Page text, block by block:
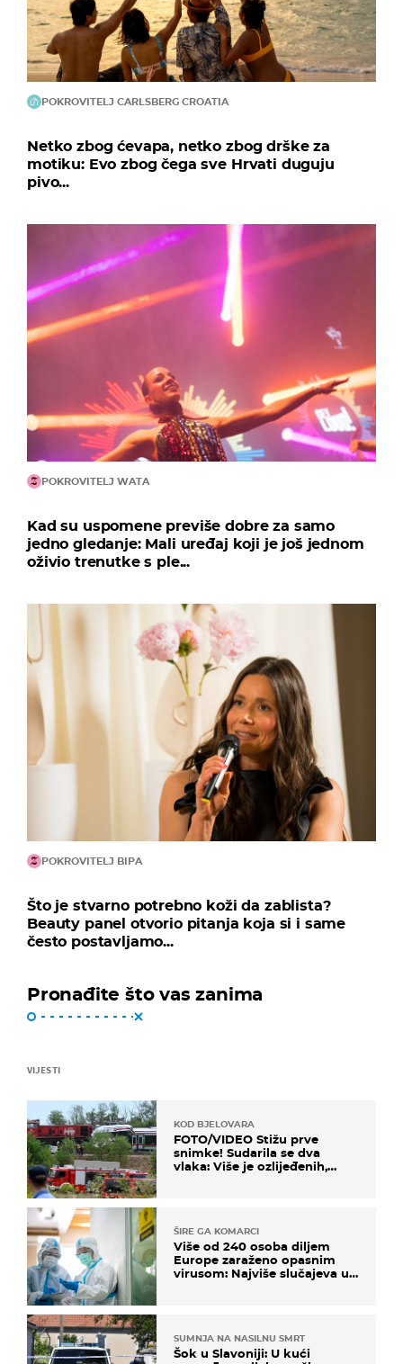
POKROVITELJ CARLSBERG CROATIA
Netko zbog ćevapa, netko zbog drške za
motiku: Evo zbog čega sve Hrvati duguju
pivo...
POKROVITELJ WATA
Kad su uspomene previše dobre za samo
jedno gledanje: Mali uređaj koji je još jednom
oživio trenutke s ple...
POKROVITELJ BIPA
Što je stvarno potrebno koži da zablista?
Beauty panel otvorio pitanja koja si i same
često postavljamo...
Pronađite što vas zanima
VIJESTI
KOD BJELOVARA
FOTO/VIDEO Stižu prve
snimke! Sudarila se dva
vlaka: Više je ozlijeđenih,
ŠIRE GA KOMARCI
Više od 240 osoba diljem
Europe zaraženo opasnim
virusom: Najviše slučajeva u
SUMNJA NA NASILNU SMRT
Šok u Slavoniji: U kući